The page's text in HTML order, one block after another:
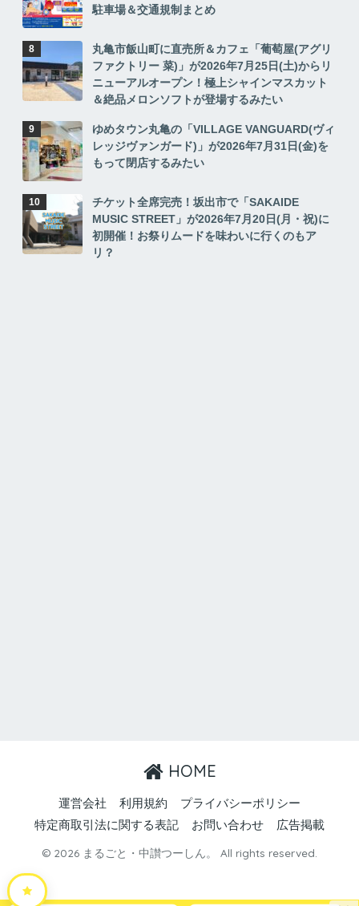
駐車場＆交通規制まとめ
丸亀市飯山町に直売所＆カフェ「葡萄屋(アグリ
ファクトリー 菜)」が2026年7月25日(土)からリ
ニューアルオープン！極上シャインマスカット
＆絶品メロンソフトが登場するみたい
ゆめタウン丸亀の「VILLAGE VANGUARD(ヴィ
レッジヴァンガード)」が2026年7月31日(金)を
もって閉店するみたい
チケット全席完売！坂出市で「SAKAIDE
MUSIC STREET」が2026年7月20日(月・祝)に
初開催！お祭りムードを味わいに行くのもア
リ？
HOME
運営会社 利用規約
プライバシーポリシー
特定商取引法に関する表記
お問い合わせ 広告掲載
© 2026 まるごと・中讃つーしん。 All rights reserved.